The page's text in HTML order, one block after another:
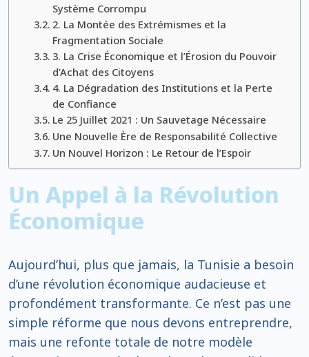
Système Corrompu
2. La Montée des Extrémismes et la
Fragmentation Sociale
3. La Crise Économique et l’Érosion du Pouvoir
d’Achat des Citoyens
4. La Dégradation des Institutions et la Perte
de Confiance
Le 25 Juillet 2021 : Un Sauvetage Nécessaire
Une Nouvelle Ère de Responsabilité Collective
Un Nouvel Horizon : Le Retour de l’Espoir
Un Appel à la Révolution
Économique
Aujourd’hui, plus que jamais, la Tunisie a besoin
d’une révolution économique audacieuse et
profondément transformante. Ce n’est pas une
simple réforme que nous devons entreprendre,
mais une refonte totale de notre modèle